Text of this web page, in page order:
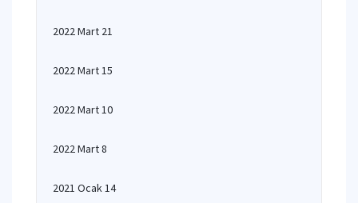
2022 Mart 21
2022 Mart 15
2022 Mart 10
2022 Mart 8
2021 Ocak 14